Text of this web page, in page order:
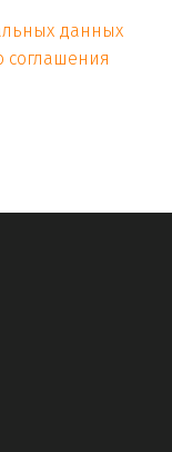
данных
соглашения